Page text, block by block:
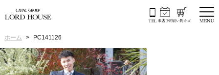
ホーム PC141126